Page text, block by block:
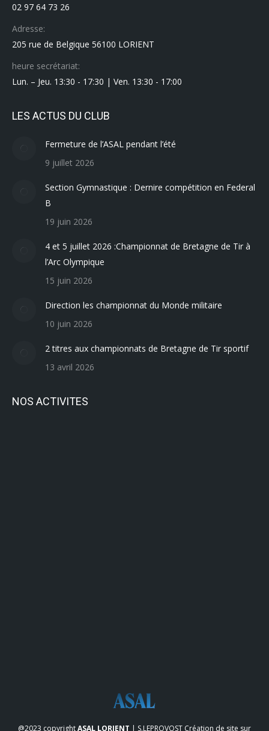
02 97 64 73 26
Adresse:
205 rue de Belgique 56100 LORIENT
heure secrétariat:
Lun. – Jeu. 13:30 - 17:30 | Ven. 13:30 - 17:00
LES ACTUS DU CLUB
Fermeture de l’ASAL pendant l’été
9 juillet 2026
Section Gymnastique : Dernire compétition en Federal
B
19 juin 2026
4 et 5 juillet 2026 :Championnat de Bretagne de Tir à
l’Arc Olympique
15 juin 2026
Direction les championnat du Monde militaire
10 juin 2026
2 titres aux championnats de Bretagne de Tir sportif
13 avril 2026
NOS ACTIVITES
@2023 copyrightASAL LORIENT | S.LEPROVOST Création de site sur